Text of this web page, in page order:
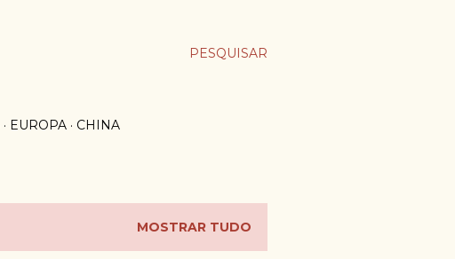
PESQUISAR
EUROPA CHINA
MOSTRAR TUDO